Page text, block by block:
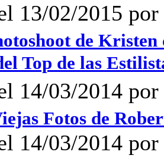
13/02/2015
de Kristen
Top de las
14/03/2014
Fotos de
14/03/2014